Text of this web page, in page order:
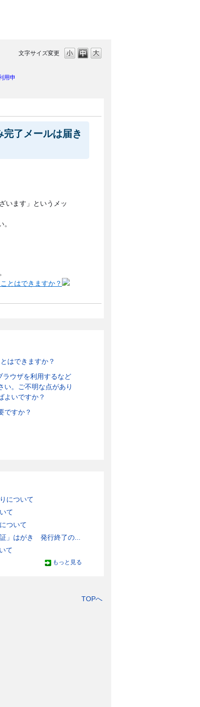
文字サイズ変更
用申
完了メールは届き
います」というメッ
とはできますか？
はできますか？
ラウザを利用するなど
い。ご不明な点があり
よいですか？
ですか？
について
て
ついて
」はがき 発行終了の...
て
もっと見る
TOPへ